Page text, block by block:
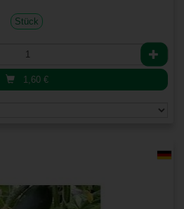
Stück
1,60 €